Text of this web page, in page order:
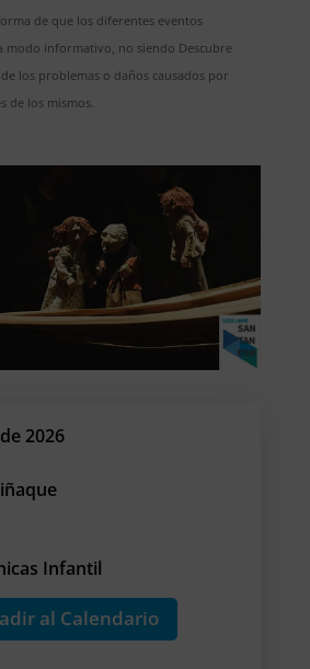
de que los diferentes eventos
modo informativo, no siendo Descubre
los problemas o daños causados por
de los mismos.
2026
Infantil
al Calendario